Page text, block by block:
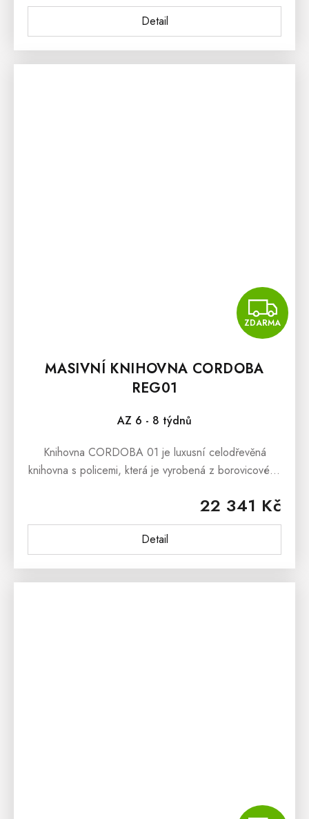
Detail
ZDARMA
MASIVNÍ KNIHOVNA CORDOBA
REG01
AZ 6 - 8 týdnů
22 341 Kč
Detail
Knihovna CORDOBA 01 je luxusní celodřevěná
knihovna s policemi, která je vyrobená z borovicového
vhodná do všech pokojů, kde...